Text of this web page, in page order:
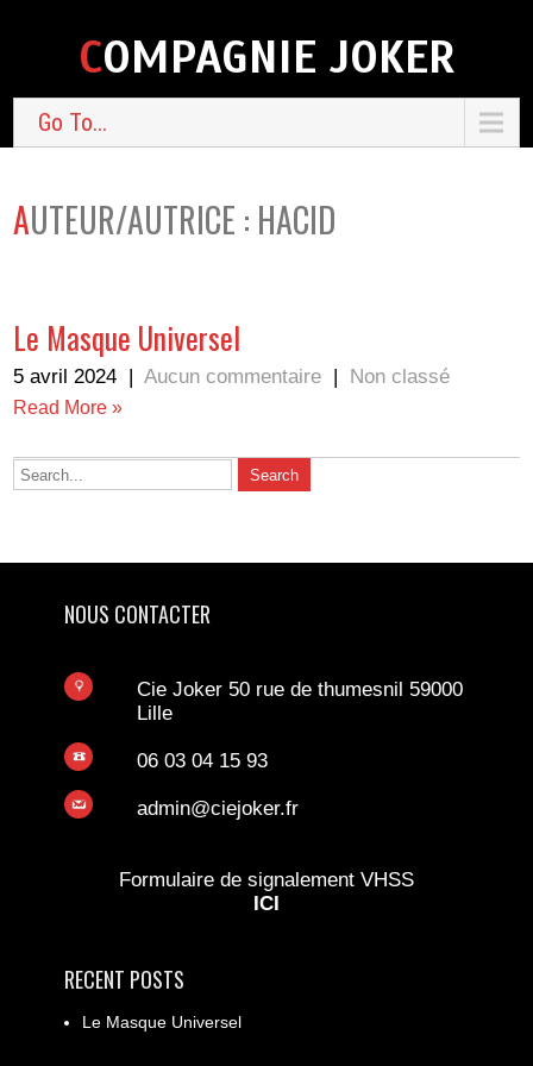
COMPAGNIE JOKER
Go To...
AUTEUR/AUTRICE : HACID
Le Masque Universel
5 avril 2024 |Aucun commentaire | Non classé
Read More »
NOUS CONTACTER
Cie Joker 50 rue de thumesnil 59000
Lille
06 03 04 15 93
admin@ciejoker.fr
Formulaire de signalement VHSS
ICI
RECENT POSTS
Le Masque Universel